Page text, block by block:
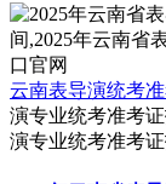
云南表导演统考
演专业统考准考
演专业统考准考